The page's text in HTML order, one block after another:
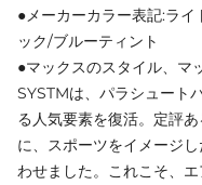
●メーカーカラー表記:ラ
ック/ブルーティント
●マックスのスタイル、マ
SYSTMは、パラシュート
る人気要素を復活。定評
に、スポーツをイメージ
わせました。これこそ、エ